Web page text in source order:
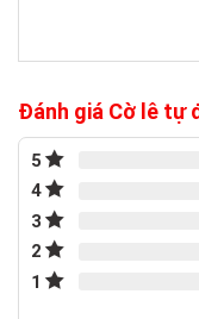
Đánh giá Cờ lê tự
5
4
3
2
1